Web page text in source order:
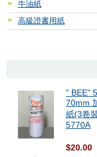
牛油紙
高級證書用紙
" BEE"
70mm
紙(3卷
5770A
$20.00